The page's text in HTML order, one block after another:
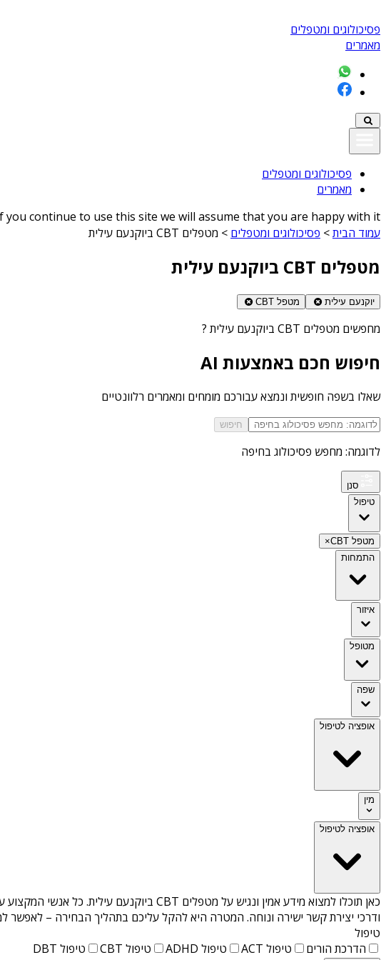
פסיכולוגים ומטפלים
מאמרים
פסיכולוגים ומטפלים
מאמרים
continue to use this site we will assume that you are happy with it
עמוד הבית> פסיכולוגים ומטפלים > מטפלים CBT ביוקנעם עילית
מטפלים CBT ביוקנעם עילית
יוקנעם עילית מטפל CBT
מחפשים מטפלים CBT ביוקנעם עילית ?
חיפוש חכם באמצעות AI
שאלו בשפה חופשית ונמצא עבורכם מומחים ומאמרים רלוונטיים
חיפוש
לדוגמה: מחפש פסיכולוג בחיפה
סנן
טיפול
מטפל CBT
×
התמחות
איזור
מטופל
שפה
אופציה לטיפול
מין
אופציה לטיפול
כאן תוכלו למצוא מידע אמין ונגיש על מטפלים CBT ביוקנעם עילית
. כל אנשי המקצוע
ודרכי יצירת קשר ישירה ונוחה. המטרה היא להקל עליכם בתהליך הבחירה – לאפשר
טיפול
הדרכת הורים
טיפול ACT טיפול ADHD טיפול CBT טיפול DBT